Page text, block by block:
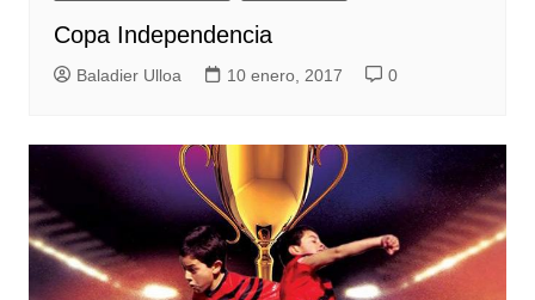
Copa Independencia
Baladier Ulloa 10 enero, 2017 0